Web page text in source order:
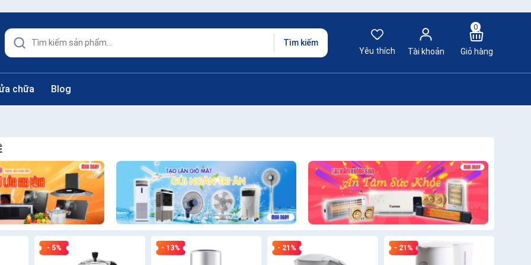
Tìm kiếm
Yêu thích
Tài khoản
0
Giỏ hàng
chữa Blog
- 5% - 13% - 21% - 21%